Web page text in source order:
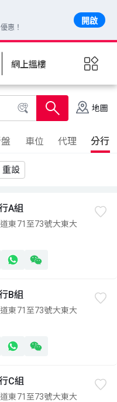
網上搵樓
地圖
車位 代理 分行
重設
A組
東71至73號大東大
B組
東71至73號大東大
C組
東71至73號大東大
惠！
開啟